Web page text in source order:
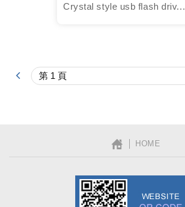
Crystal style usb flash driv...
│ HOME